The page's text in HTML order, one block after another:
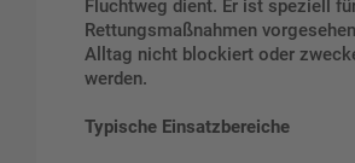
Fluchtweg dient. Er ist speziell
Rettungsmaßnahmen
Alltag nicht blockiert oder
werden.
Typische Einsatzbereiche